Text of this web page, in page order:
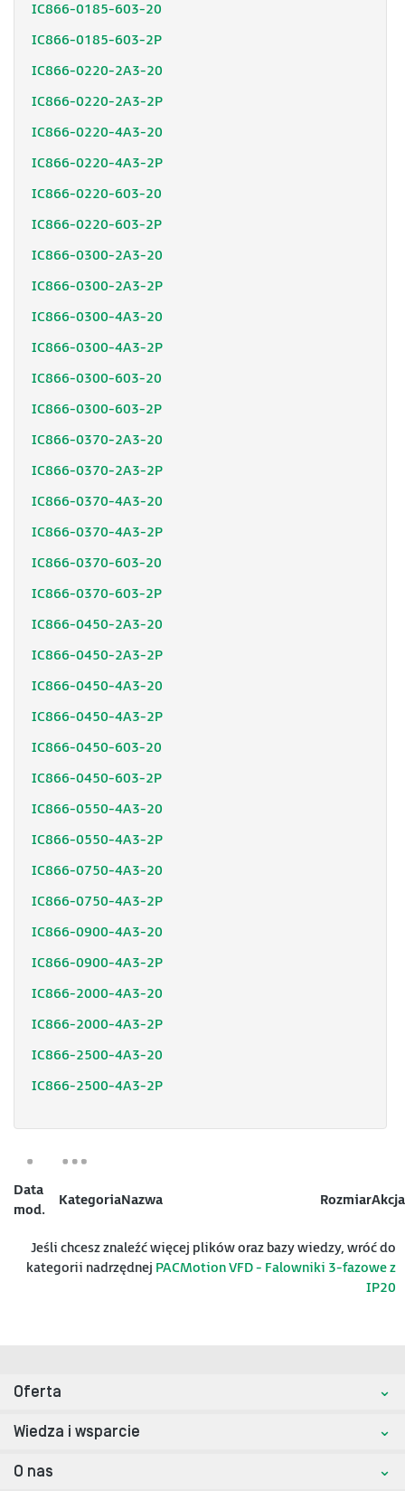
IC866-0185-603-20
IC866-0185-603-2P
IC866-0220-2A3-20
IC866-0220-2A3-2P
IC866-0220-4A3-20
IC866-0220-4A3-2P
IC866-0220-603-20
IC866-0220-603-2P
IC866-0300-2A3-20
IC866-0300-2A3-2P
IC866-0300-4A3-20
IC866-0300-4A3-2P
IC866-0300-603-20
IC866-0300-603-2P
IC866-0370-2A3-20
IC866-0370-2A3-2P
IC866-0370-4A3-20
IC866-0370-4A3-2P
IC866-0370-603-20
IC866-0370-603-2P
IC866-0450-2A3-20
IC866-0450-2A3-2P
IC866-0450-4A3-20
IC866-0450-4A3-2P
IC866-0450-603-20
IC866-0450-603-2P
IC866-0550-4A3-20
IC866-0550-4A3-2P
IC866-0750-4A3-20
IC866-0750-4A3-2P
IC866-0900-4A3-20
IC866-0900-4A3-2P
IC866-2000-4A3-20
IC866-2000-4A3-2P
IC866-2500-4A3-20
IC866-2500-4A3-2P
Data
mod.
KategoriaNazwa RozmiarAkcja
Jeśli chcesz znaleźć więcej plików oraz bazy wiedzy, wróć do
kategorii nadrzędnej PACMotion VFD - Falowniki 3-fazowe z
IP20
Oferta
Wiedza i wsparcie
O nas